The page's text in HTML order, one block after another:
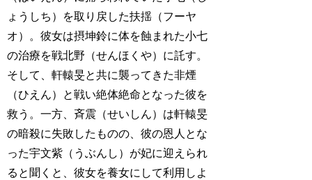
ょうしち）を取り戻した扶揺（フーヤ
オ）。彼女は摂坤鈴に体を蝕まれた小七
の治療を戦北野（せんほくや）に託す。
そして、軒轅旻と共に襲ってきた非煙
（ひえん）と戦い絶体絶命となった彼を
救う。一方、斉震（せいしん）は軒轅旻
の暗殺に失敗したものの、彼の恩人とな
った宇文紫（うぶんし）が妃に迎えられ
ると聞くと、彼女を養女にして利用しよ